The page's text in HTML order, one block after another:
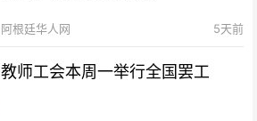
阿根廷华人网 5天前
教师工会本周一举行全国罢工